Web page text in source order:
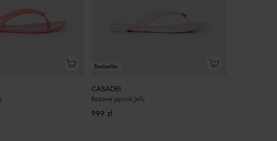
Bestseller
CASADEI
Beżowe japonki Jelly
999zł